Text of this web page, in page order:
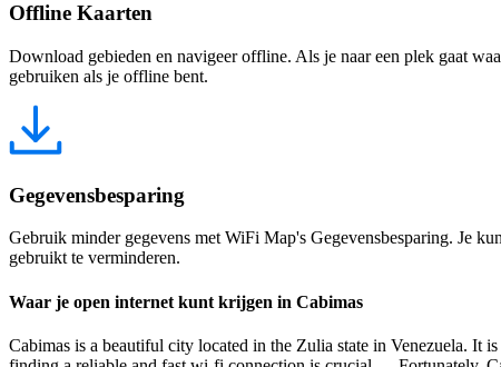
Offline Kaarten
Download gebieden en navigeer offline. Als je naar een plek gaat
gebruiken als je offline bent.
Gegevensbesparing
Gebruik minder gegevens met WiFi Map's Gegevensbesparing. Je
gebruikt te verminderen.
Waar je open internet kunt krijgen in Cabimas
Cabimas is a beautiful city located in the Zulia state in Venezuela. It